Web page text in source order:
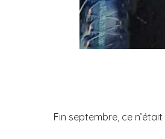
Fin septembre, ce